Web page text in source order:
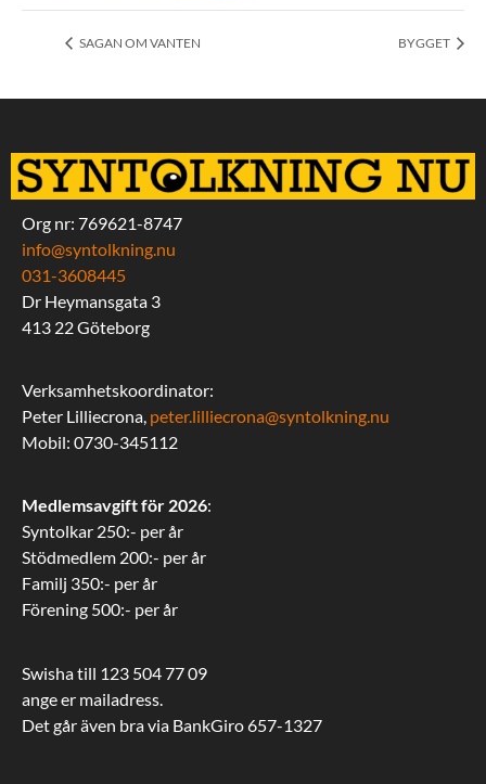
SAGAN OM VANTEN BYGGET
Org nr: 769621-8747
info@syntolkning.nu
031-3608445
Dr Heymansgata 3
413 22 Göteborg
Verksamhetskoordinator:
Peter Lilliecrona, peter.lilliecrona@syntolkning.nu
Mobil: 0730-345112
Medlemsavgift för 2026:
Syntolkar 250:- per år
Stödmedlem 200:- per år
Familj 350:- per år
Förening 500:- per år
Swisha till 123 504 77 09
ange er mailadress.
Det går även bra via BankGiro 657-1327